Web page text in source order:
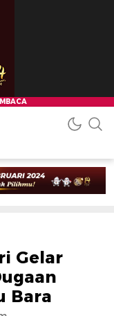
Gelar
Bara